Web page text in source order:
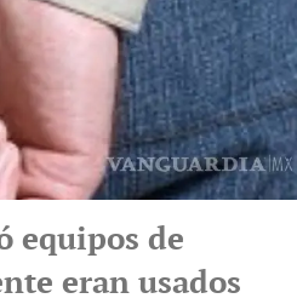
equipos de
eran usados